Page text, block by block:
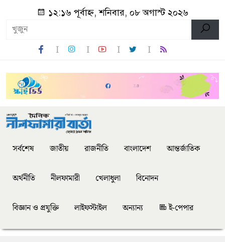
১২:১৬ পূর্বাহ্ন, শনিবার, ০৮ অগাস্ট ২০২৬
সর্বশেষ জাতীয় রাজনীতি বাংলাদেশ আন্তর্জাতিক
অর্থনীতি নীলফামারী খেলাধুলা বিনোদন
বিজ্ঞান ও প্রযুক্তি লাইফস্টাইল অন্যান্য ই-পেপার